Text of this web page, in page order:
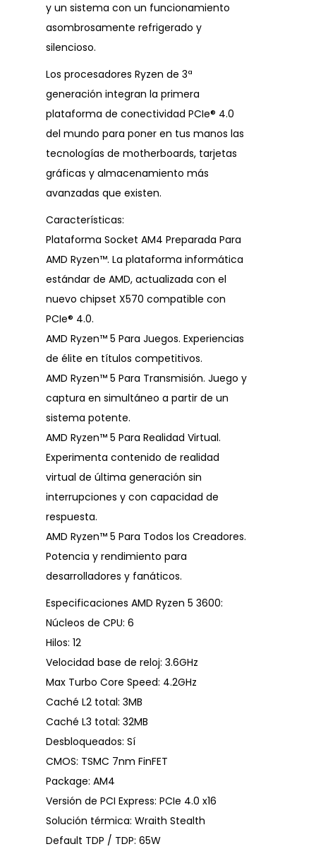
y un sistema con un funcionamiento
asombrosamente refrigerado y
silencioso.
Los procesadores Ryzen de 3ª
generación integran la primera
plataforma de conectividad PCIe® 4.0
del mundo para poner en tus manos las
tecnologías de motherboards, tarjetas
gráficas y almacenamiento más
avanzadas que existen.
Características:
Plataforma Socket AM4 Preparada Para
AMD Ryzen™. La plataforma informática
estándar de AMD, actualizada con el
nuevo chipset X570 compatible con
PCIe® 4.0.
AMD Ryzen™ 5 Para Juegos. Experiencias
de élite en títulos competitivos.
AMD Ryzen™ 5 Para Transmisión. Juego y
captura en simultáneo a partir de un
sistema potente.
AMD Ryzen™ 5 Para Realidad Virtual.
Experimenta contenido de realidad
virtual de última generación sin
interrupciones y con capacidad de
respuesta.
AMD Ryzen™ 5 Para Todos los Creadores.
Potencia y rendimiento para
desarrolladores y fanáticos.
Especificaciones AMD Ryzen 5 3600:
Núcleos de CPU: 6
Hilos: 12
Velocidad base de reloj: 3.6GHz
Max Turbo Core Speed: 4.2GHz
Caché L2 total: 3MB
Caché L3 total: 32MB
Desbloqueados: Sí
CMOS: TSMC 7nm FinFET
Package: AM4
Versión de PCI Express: PCIe 4.0 x16
Solución térmica: Wraith Stealth
Default TDP / TDP: 65W